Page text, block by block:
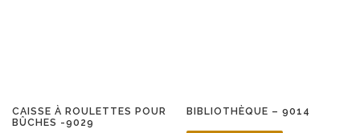
CAISSE À ROULETTES POUR
BÛCHES -9029
BIBLIOTHÈQUE – 9014